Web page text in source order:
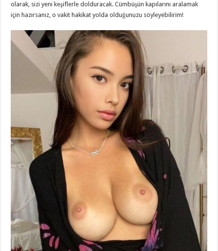
olarak, sizi yeni keşiflerle dolduracak. Cümbüşün kapılarını aralamak
için hazırsanız, o vakit hakikat yolda olduğunuzu söyleyebilirim!